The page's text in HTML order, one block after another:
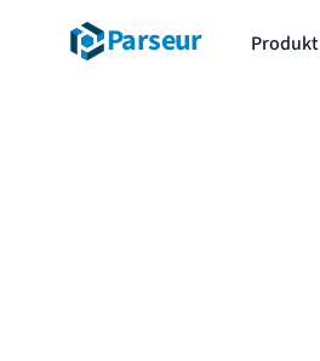
Parseur Produkt